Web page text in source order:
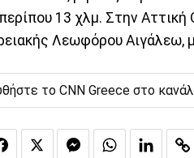
13 χλμ. Στην
Λεωφόρου Αιγάλεω,
το CNN Greece στο